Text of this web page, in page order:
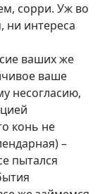
сорри. Уж во
ни интереса
ваших же
ваше
несогласию,
конь не
–
пытался